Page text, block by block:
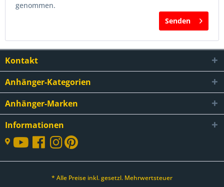
genommen.
Senden
Kontakt
Anhänger-Kategorien
Anhänger-Marken
Informationen
* Alle Preise inkl. gesetzl. Mehrwertsteuer